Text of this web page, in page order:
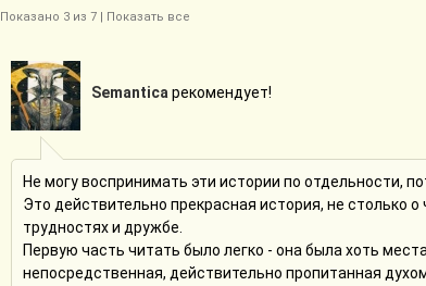
Показано 3 из 7 | Показать все
Semantica рекомендует!
Не могу воспринимать эти истории по отдельности,
Это действительно прекрасная история, не столько
трудностях и дружбе.
Первую часть читать было легко - она была хоть
непосредственная, действительно пропитанная